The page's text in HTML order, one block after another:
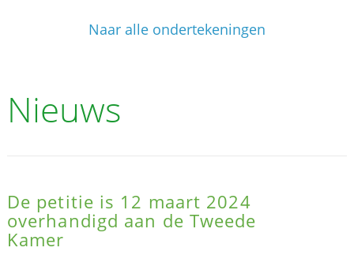
Naar alle ondertekeningen
Nieuws
De petitie is 12 maart 2024
overhandigd aan de Tweede
Kamer